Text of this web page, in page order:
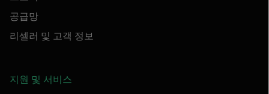
공급망
리셀러 및 고객 정보
지원 및 서비스